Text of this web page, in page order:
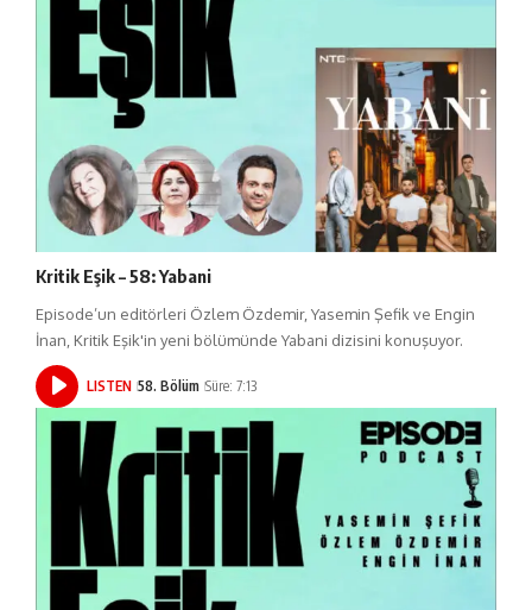
Kritik Eşik – 58: Yabani
Episode’un editörleri Özlem Özdemir, Yasemin Şefik ve Engin
İnan, Kritik Eşik'in yeni bölümünde Yabani dizisini konuşuyor.
LISTEN 58. Bölüm Süre: 7:13